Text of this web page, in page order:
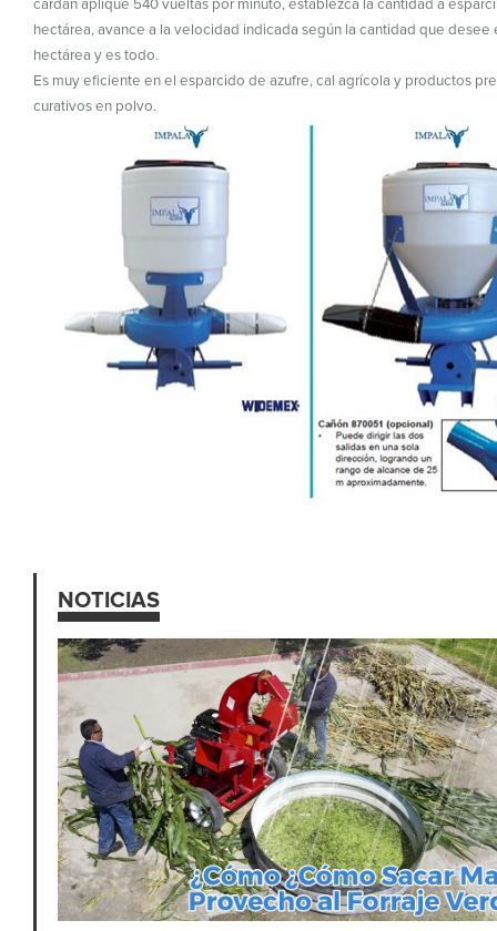
cardán aplique 540 vueltas por minuto, establezca la cantidad a
hectárea, avance a la velocidad indicada según la cantidad que desee
hectárea y es todo.
Es muy eficiente en el esparcido de azufre, cal agrícola y productos
curativos en polvo.
NOTICIAS